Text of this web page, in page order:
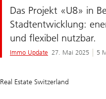
Das Projekt «U8» in
Stadtentwicklung:
und flexibel nutzbar.
Immo Update 27. Mai 2025 5
Real Estate Switzerland